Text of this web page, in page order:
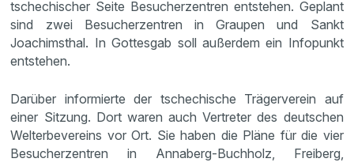
tschechischer Seite Besucherzentren entstehen. Geplant
sind zwei Besucherzentren in Graupen und Sankt
Joachimsthal. In Gottesgab soll außerdem ein Infopunkt
entstehen.
Darüber informierte der tschechische Trägerverein auf
einer Sitzung. Dort waren auch Vertreter des deutschen
Welterbevereins vor Ort. Sie haben die Pläne für die vier
Besucherzentren in Annaberg-Buchholz, Freiberg,